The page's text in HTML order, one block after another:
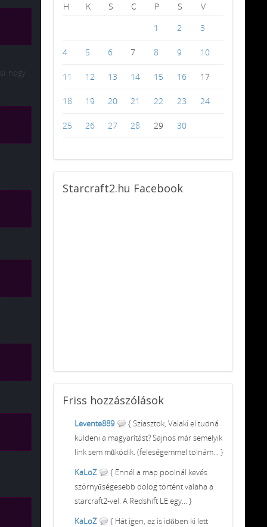
hogy
H K S C P S
V
1
2 3
4 5 6 7 8 9 10
11 12 13 14 15 16 17
18 19 20 21 22 23 24
25 26 27 28 29 30
Starcraft2.hu Facebook
Friss hozzászólások
Levente889
{ Sziasztok, Valaki el tudná
küldeni a magyarítást? Sajnos már semelyik
link sem működik. (feleségemmel tolnám... }
KaLoZ
{ Ennél a map poolnál kevés
szörnyűségesebb dolog történt valaha a
starcraft2-vel. A Redshift LE egy... }
KaLoZ
{ Hát igen, ez is időben ki lett